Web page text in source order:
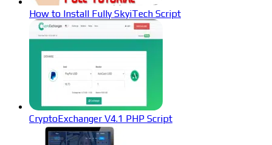
How to Install Fully SkyiTech Script
CryptoExchanger V4.1 PHP Script